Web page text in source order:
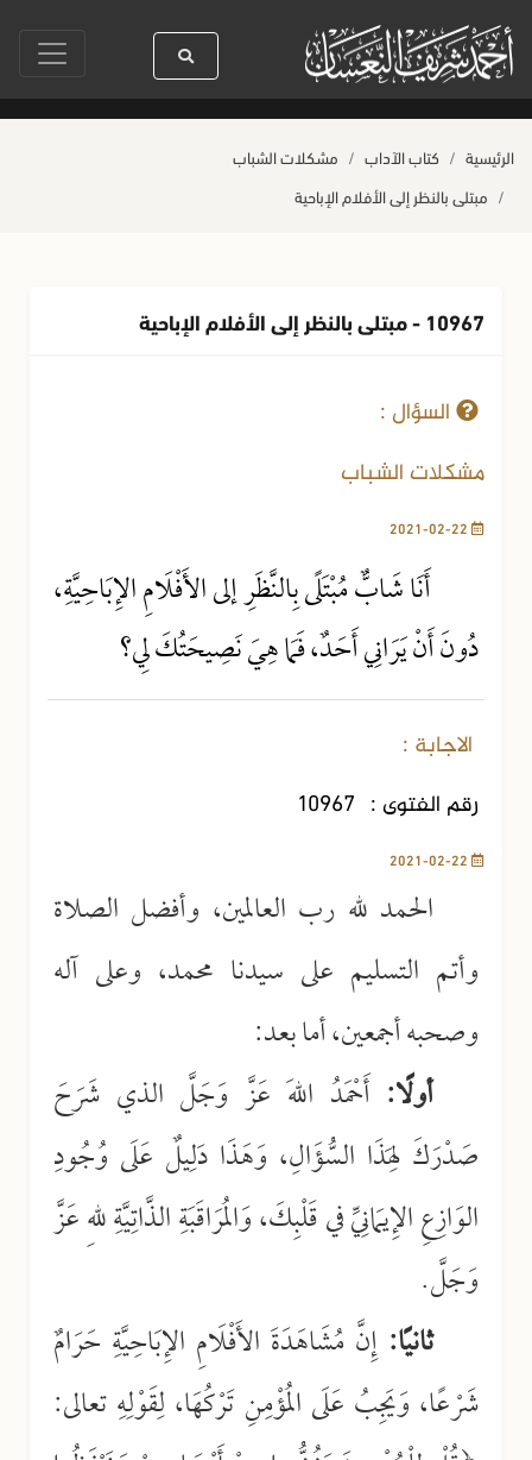
رسول الله ﷺ كله رحمة صلاة آخر أربعاء من صفر حياة القلوب
الرئيسية كتاب الآداب
مشكلات الشباب
مبتلى بالنظر إلى الأفلام الإباحية
10967 - مبتلى بالنظر إلى الأفلام الإباحية
السؤال :
مشكلات الشباب
أَنَا شَابٌّ مُبْتَلًى بِالنَّظَرِ إلى الأَفْلَامِ الإِبَاحِيَّةِ،
دُونَ أَنْ يَرَانِي أَحَدٌ، فَمَا هِيَ نَصِيحَتُكَ لِي؟
الاجابة :
رقم الفتوى : 10967
الحمد لله رب العالمين، وأفضل الصلاة
وأتم التسليم على سيدنا محمد، وعلى آله
وصحبه أجمعين، أما بعد:
أولًا: أَحْمَدُ اللهَ عَزَّ وَجَلَّ الذي شَرَحَ
صَدْرَكَ لِهَذَا السُّؤَالِ، وَهَذَا دَلِيلٌ عَلَى وُجُودِ
الوَازِعِ الإِيمَانِيِّ في قَلْبِكَ، وَالمُرَاقَبَةِ الذَّاتِيَّةِ للهِ عَزَّ
وَجَلَّ.
ثانيًا:إِنَّ مُشَاهَدَةَ الأَفْلَامِ الإِبَاحِيَّةِ حَرَامٌ
شَرْعًا، وَيَجِبُ عَلَى المُؤْمِنِ تَرْكُهَا، لِقَوْلِهِ تعالى: